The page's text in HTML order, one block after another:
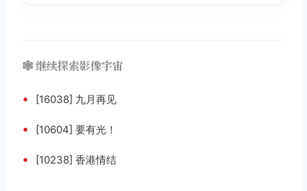
🕸️ 继续探索影像宇宙
• [16038] 九月再见
• [10604] 要有光！
• [10238] 香港情结